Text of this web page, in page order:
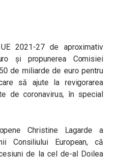
2021-27 de aproximativ
și propunerea Comisiei
de miliarde de euro pentru
să ajute la revigorarea
de coronavirus, în special
Christine Lagarde a
Consiliului European, că
de la cel de-al Doilea